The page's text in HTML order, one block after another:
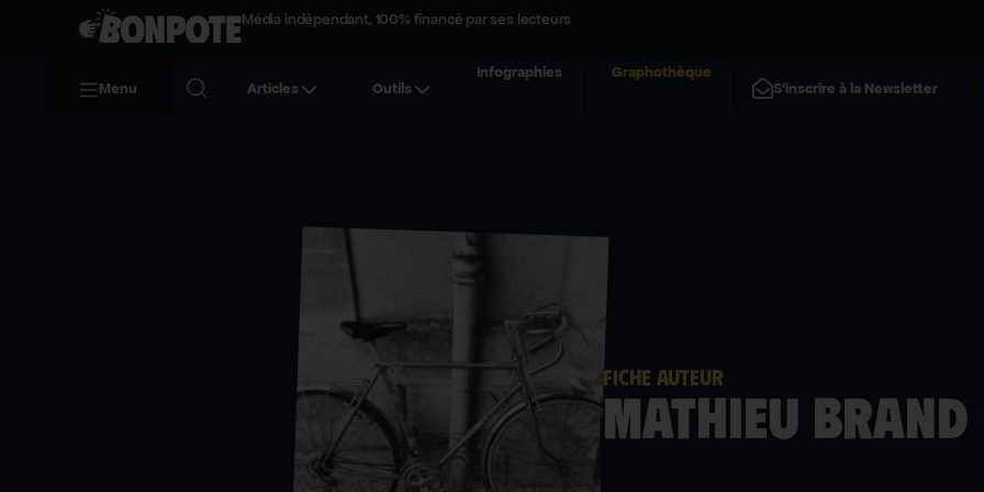
Média indépendant, 100% financé par ses lecteurs
Menu Articles Outils
Infographies
Graphothèque
S'inscrire à la Newsletter
FICHE AUTEUR
Mathieu Brand